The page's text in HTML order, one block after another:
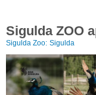
Sigulda ZOO
Sigulda Zoo: Sigulda